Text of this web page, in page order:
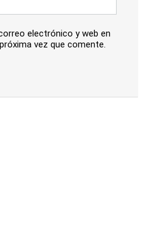
electrónico y web en
vez que comente.